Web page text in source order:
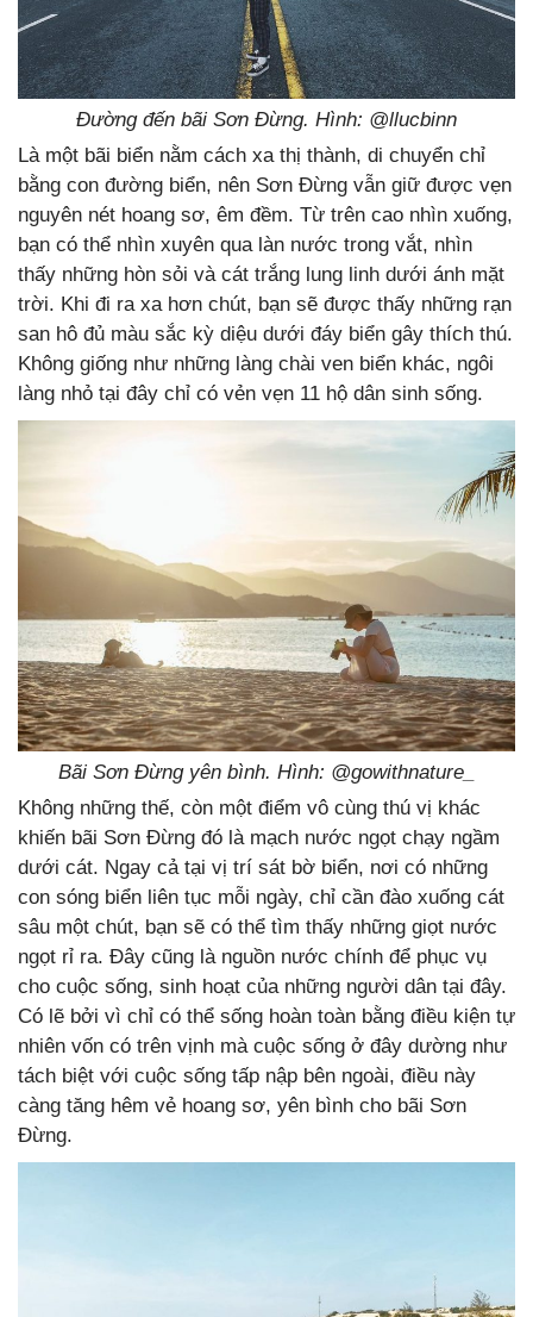
Đường đến bãi Sơn Đừng. Hình: @llucbinn
Là một bãi biển nằm cách xa thị thành, di chuyển chỉ
bằng con đường biển, nên Sơn Đừng vẫn giữ được vẹn
nguyên nét hoang sơ, êm đềm. Từ trên cao nhìn xuống,
bạn có thể nhìn xuyên qua làn nước trong vắt, nhìn
thấy những hòn sỏi và cát trắng lung linh dưới ánh mặt
trời. Khi đi ra xa hơn chút, bạn sẽ được thấy những rạn
san hô đủ màu sắc kỳ diệu dưới đáy biển gây thích thú.
Không giống như những làng chài ven biển khác, ngôi
làng nhỏ tại đây chỉ có vẻn vẹn 11 hộ dân sinh sống.
Bãi Sơn Đừng yên bình. Hình: @gowithnature_
Không những thế, còn một điểm vô cùng thú vị khác
khiến bãi Sơn Đừng đó là mạch nước ngọt chạy ngầm
dưới cát. Ngay cả tại vị trí sát bờ biển, nơi có những
con sóng biển liên tục mỗi ngày, chỉ cần đào xuống cát
sâu một chút, bạn sẽ có thể tìm thấy những giọt nước
ngọt rỉ ra. Đây cũng là nguồn nước chính để phục vụ
cho cuộc sống, sinh hoạt của những người dân tại đây.
Có lẽ bởi vì chỉ có thể sống hoàn toàn bằng điều kiện tự
nhiên vốn có trên vịnh mà cuộc sống ở đây dường như
tách biệt với cuộc sống tấp nập bên ngoài, điều này
càng tăng hêm vẻ hoang sơ, yên bình cho bãi Sơn
Đừng.